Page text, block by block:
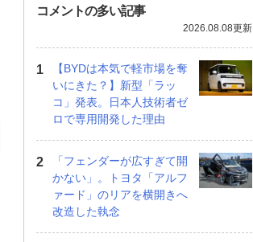
支払総額
8 万円
支払総額
コメントの多い記事
2026.08.08更新
【BYDは本気で軽市場を奪
いにきた？】新型「ラッ
コ」発表。日本人技術者ゼ
ロで専用開発した理由
「フェンダーが広すぎて開
かない」。トヨタ「アルフ
ァード」のリアを横開きへ
改造した執念